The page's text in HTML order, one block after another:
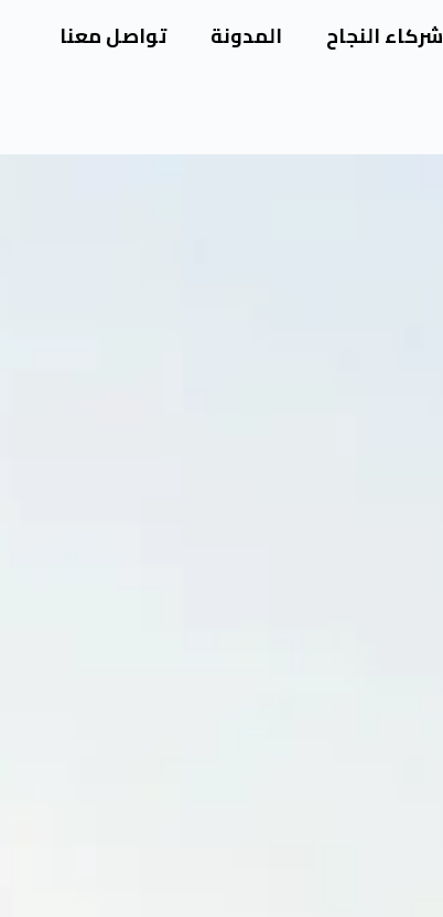
شركاء النجاح المدونة تواصل معنا